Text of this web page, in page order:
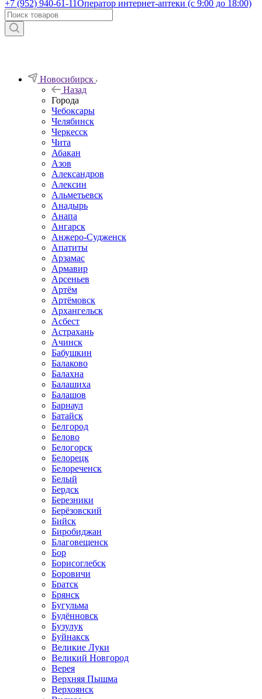
+7 (952) 940-61-11Оператор интернет-аптеки (с 9:00 до 18:00)
Новосибирск
Назад
Города
Чебоксары
Челябинск
Черкесск
Чита
Абакан
Азов
Александров
Алексин
Альметьевск
Анадырь
Анапа
Ангарск
Анжеро-Судженск
Апатиты
Арзамас
Армавир
Арсеньев
Артём
Артёмовск
Архангельск
Асбест
Астрахань
Ачинск
Бабушкин
Балаково
Балахна
Балашиха
Балашов
Барнаул
Батайск
Белгород
Белово
Белогорск
Белорецк
Белореченск
Белый
Бердск
Березники
Берёзовский
Бийск
Биробиджан
Благовещенск
Бор
Борисоглебск
Боровичи
Братск
Брянск
Бугульма
Будённовск
Бузулук
Буйнакск
Великие Луки
Великий Новгород
Верея
Верхняя Пышма
Верхоянск